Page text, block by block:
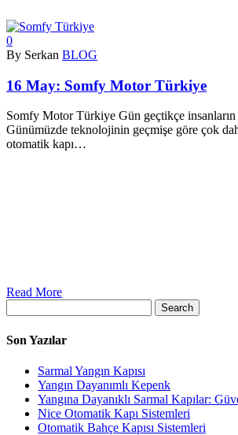
0
By Serkan BLOG
16 May: Somfy Motor Türkiye
Somfy Motor Türkiye Gün geçtikçe insanların
Günümüzde teknolojinin geçmişe göre çok
otomatik kapı…
Read More
Search
Son Yazılar
Sarmal Yangın Kapısı
Yangın Dayanımlı Kepenk
Yangına Dayanıklı Sarmal Kapılar:
Nice Otomatik Kapı Sistemleri
Otomatik Bahçe Kapısı Sistemleri